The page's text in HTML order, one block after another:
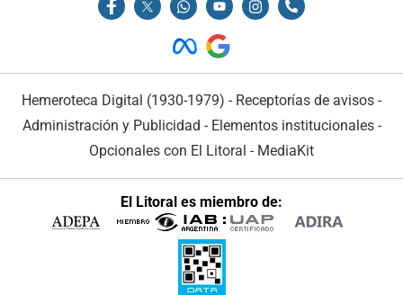
Hemeroteca Digital (1930-1979) - Receptorías de avisos -
Administración y Publicidad - Elementos institucionales-
Opcionales con El Litoral - MediaKit
El Litoral es miembro de: